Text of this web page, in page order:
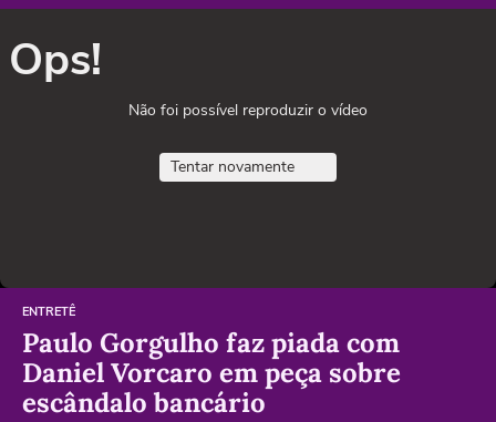
Ops!
Não foi possível reproduzir o vídeo
Tentar novamente
ENTRETÊ
Paulo Gorgulho faz piada com
Daniel Vorcaro em peça sobre
escândalo bancário